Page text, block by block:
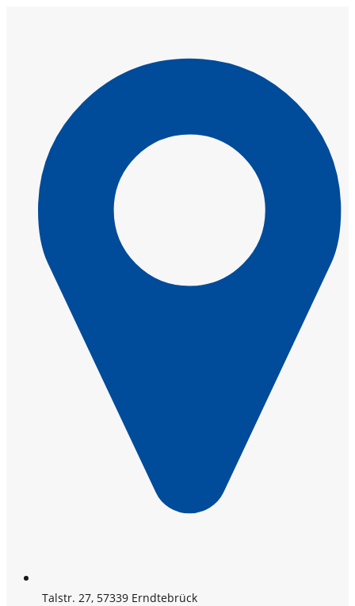
Talstr. 27, 57339 Erndtebrück